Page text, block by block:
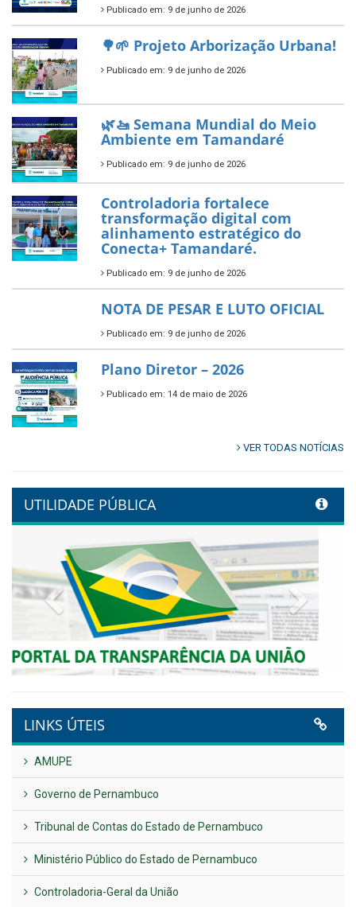
Diamante do Sebrae pelo
segundo ano consecutivo e
reafirma excelência no apoio ao
empreendedorismo.
Publicado em: 10 de junho de 2026
novos investimentos para
fortalecer a saúde pública do
município.
Publicado em: 10 de junho de 2026
Prefeitura de Tamandaré abre
inscrições para o Festival
Multicultural PNAB 2026
Publicado em: 9 de junho de 2026
🌳🌱 Projeto Arborização Urbana!
Publicado em: 9 de junho de 2026
🌿🚤 Semana Mundial do Meio
Ambiente em Tamandaré
alinhamento estratégico do
Conecta+ Tamandaré.
NOTA DE PESAR E LUTO OFICIAL
Publicado em: 9 de junho de 2026
Plano Diretor – 2026
Publicado em: 14 de maio de 2026
VER TODAS NOTÍCIAS
UTILIDADE PÚBLICA
Previous